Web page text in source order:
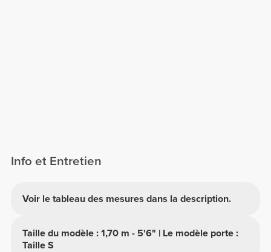
Info et Entretien
Voir le tableau des mesures dans la description.
Taille du modèle : 1,70 m - 5'6" | Le modèle porte :
Taille S